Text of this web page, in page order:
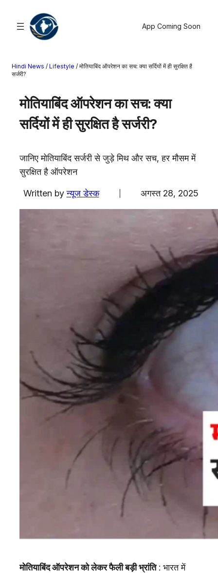
मनोरंजन
राज्य
राष्ट्रीय
व्यापार
अंतरराष्ट्रीय
राशिफल
App Coming Soon
Hindi News / Lifestyle / मोतियाबिंद ऑपरेशन का सच: क्या सर्दियों में ही सुरक्षित है
सर्जरी?
मोतियाबिंद ऑपरेशन का सच: क्या
सर्दियों में ही सुरक्षित है सर्जरी?
जानिए मोतियाबिंद सर्जरी से जुड़े मिथ और सच, हर मौसम में
सुरक्षित है ऑपरेशन
Written by न्यूज डेस्क अगस्त 28, 2025
मोतियाबिंद ऑपरेशन को लेकर फैली बड़ी भ्रांति: भारत में